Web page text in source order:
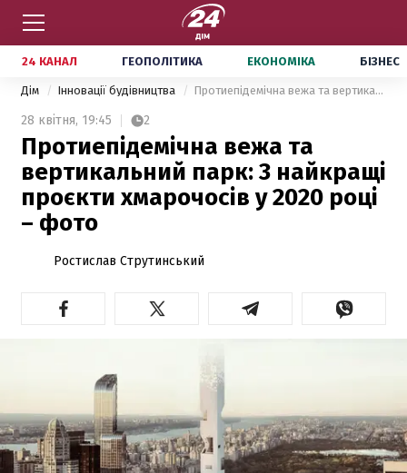
24 КАНАЛ ГЕОПОЛІТИКА ЕКОНОМІКА БІЗНЕС
Дім Інновації будівництва Протиепідемічна вежа та вертикальний парк: 3 найкращі проєкти хмарочосів у 2020 році – фото
28 квітня, 19:45 2
Протиепідемічна вежа та
вертикальний парк: 3 найкращі
проєкти хмарочосів у 2020 році
– фото
Ростислав Струтинський